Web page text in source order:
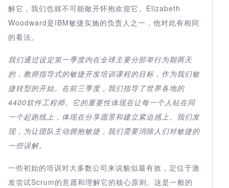
解它，我们也就不可能敞开怀抱欢迎它。Elizabeth
Woodward是IBM敏捷实施的负责人之一，他对此有相同
的看法。
我们通过设定第一季度内在全球主要分部举行为期两天
的，教师指导式的敏捷开发培训课程的目标，作为我们敏
捷转型的开始。在前三季度，我们指导了世界各地的
4400软件工程师。它的重要性体现在让每一个人站在同
一个起跑线上，体现在分享愿景和建立紧迫感上。我们发
现，为让团队主动拥抱敏捷，我们需要消除人们对敏捷的
一些误解。
一些初始的培训对大多数公司来说貌似最有效，定位于激
发尝试Scrum的意愿和理解它的核心原则。这是一般的